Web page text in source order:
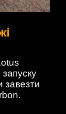
запуску
завезти